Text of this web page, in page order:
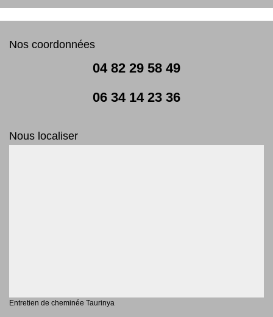
Nos coordonnées
04 82 29 58 49
06 34 14 23 36
Nous localiser
Entretien de cheminée Taurinya